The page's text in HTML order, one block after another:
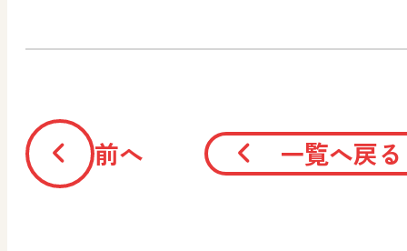
前へ 一覧へ戻る